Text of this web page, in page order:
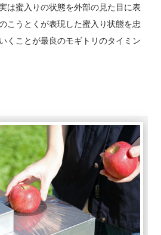
は蜜入りの状態を外部の見た目に表
こうとくが表現した蜜入り状態を忠
くことが最良のモギトリのタイミン